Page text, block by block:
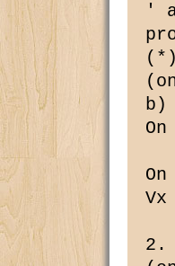
'
b)
2.